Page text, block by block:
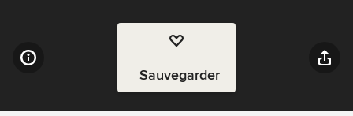
Sauvegarder